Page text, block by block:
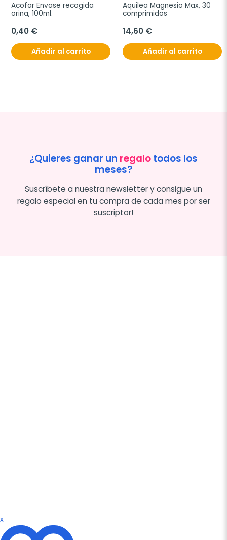
Acofar Envase recogida
orina, 100ml.
0,40 €
Añadir al carrito
Aquilea Magnesio Max, 30
comprimidos
14,60 €
Añadir al carrito
¿Quieres ganar un regalotodos los
meses?
Suscríbete a nuestra newsletter y consigue un
regalo especial en tu compra de cada mes por ser
suscriptor!
x